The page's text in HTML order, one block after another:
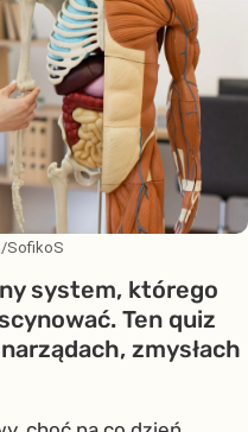
SofikoS
system, którego
Ten quiz
zmysłach